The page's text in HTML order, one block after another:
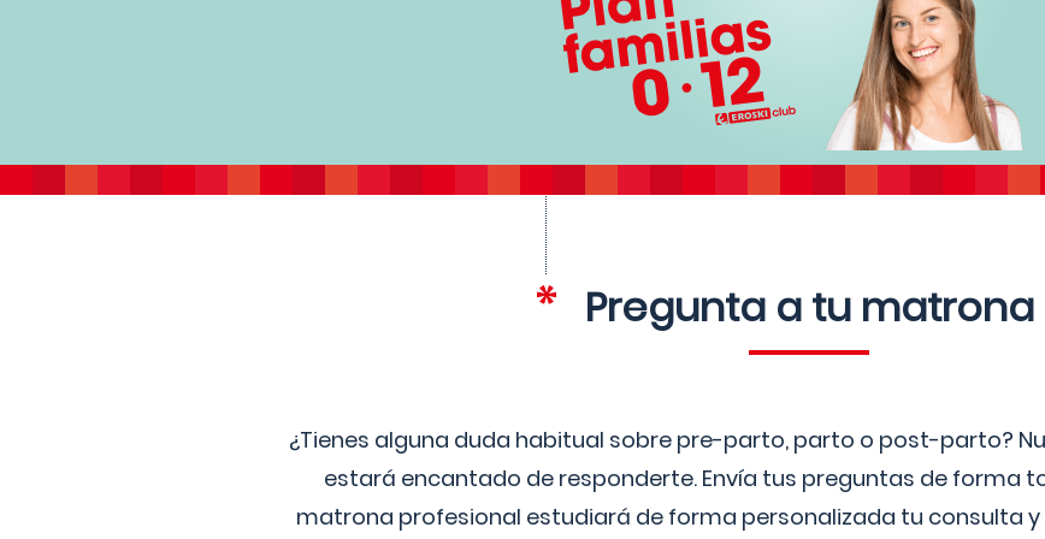
Pregunta a tu matrona
¿Tienes alguna duda habitual sobre pre-parto, parto o post-parto?
estará encantado de responderte. Envía tus preguntas de forma
matrona profesional estudiará de forma personalizada tu consulta y